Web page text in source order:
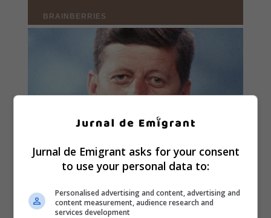
Jurnal de Emigrant asks for your consent
to use your personal data to:
Personalised advertising and content, advertising and
content measurement, audience research and
services development